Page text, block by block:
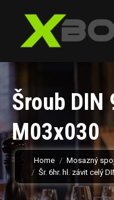
Šroub DIN
M03x030
You are here:
Home Mosazný
Šr. 6hr. hl. závit celý